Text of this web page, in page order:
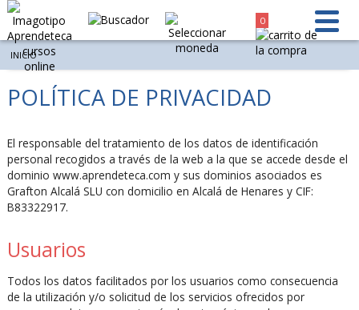
0
INICIO
POLÍTICA DE PRIVACIDAD
El responsable del tratamiento de los datos de identificación
personal recogidos a través de la web a la que se accede desde el
dominio www.aprendeteca.com y sus dominios asociados es
Grafton Alcalá SLU con domicilio en Alcalá de Henares y CIF:
B83322917.
Usuarios
Todos los datos facilitados por los usuarios como consecuencia
de la utilización y/o solicitud de los servicios ofrecidos por